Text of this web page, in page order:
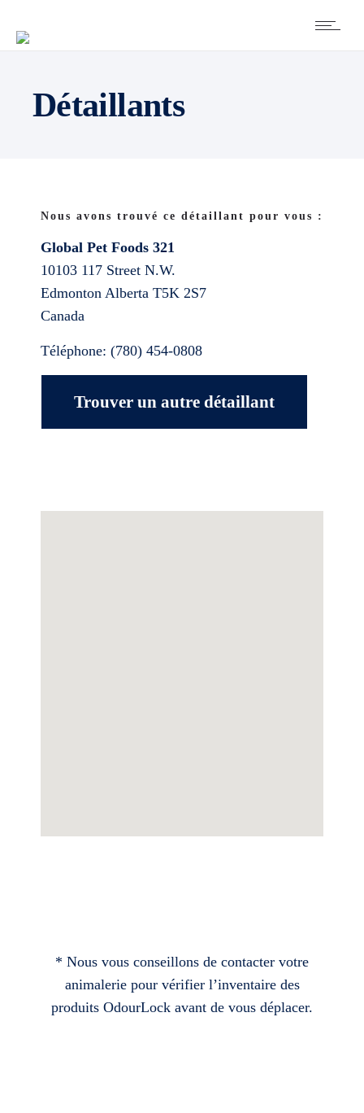
Détaillants
Nous avons trouvé ce détaillant pour vous :
Global Pet Foods 321
10103 117 Street N.W.
Edmonton Alberta T5K 2S7
Canada
Téléphone: (780) 454-0808
Trouver un autre détaillant
* Nous vous conseillons de contacter votre
animalerie pour vérifier l’inventaire des
produits OdourLock avant de vous déplacer.